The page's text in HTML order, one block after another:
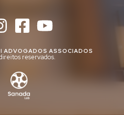
ADVOGADOS ASSOCIADOS
reservados.